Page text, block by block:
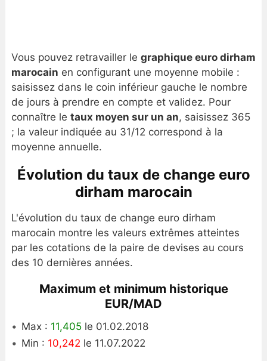
Vous pouvez retravailler le graphique euro dirham
marocain en configurant une moyenne mobile :
saisissez dans le coin inférieur gauche le nombre
de jours à prendre en compte et validez. Pour
connaître le taux moyen sur un an, saisissez 365
; la valeur indiquée au 31/12 correspond à la
moyenne annuelle.
Évolution du taux de change euro
dirham marocain
L'évolution du taux de change euro dirham
marocain montre les valeurs extrêmes atteintes
par les cotations de la paire de devises au cours
des 10 dernières années.
Maximum et minimum historique
EUR/MAD
Max : 11,405le 01.02.2018
Min : 10,242 le 11.07.2022